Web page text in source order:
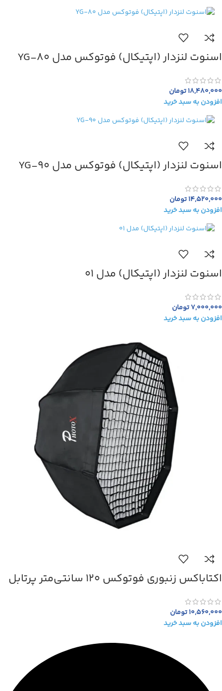
اسنوت لنزدار (اپتیکال) فوتوکس مدل YG-80
18,480,000تومان
افزودن به سبد خرید
اسنوت لنزدار (اپتیکال) فوتوکس مدل YG-90
14,520,000تومان
افزودن به سبد خرید
اسنوت لنزدار (اپتیکال) مدل 01
7,000,000تومان
افزودن به سبد خرید
اکتاباکس زنبوری فوتوکس 120 سانتی‌متر پرتابل
10,560,000تومان
افزودن به سبد خرید